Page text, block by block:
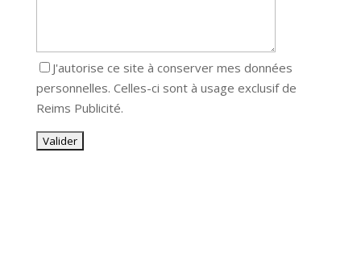
J'autorise ce site à conserver mes données
personnelles. Celles-ci sont à usage exclusif de
Reims Publicité.